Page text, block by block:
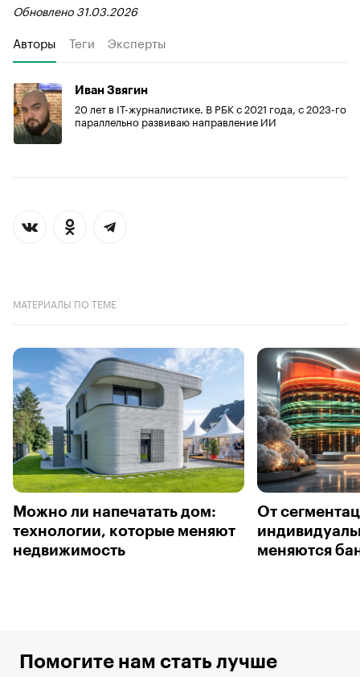
Обновлено 31.03.2026
Авторы Теги Эксперты
Иван Звягин
20 лет в IT-журналистике. В РБК с 2021 года, с 2023-го
параллельно развиваю направление ИИ
МАТЕРИАЛЫ ПО ТЕМЕ
Можно ли напечатать дом:
технологии, которые меняют
недвижимость
От
меняются
Помогите нам стать лучше